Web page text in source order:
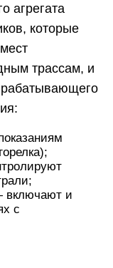
агрегата
которые
трассам, и
включают и
с